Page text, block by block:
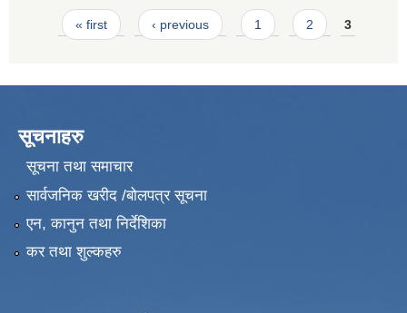
Pages
« first ‹ previous 1 2 3
सूचनाहरु
सूचना तथा समाचार
सार्वजनिक खरीद /बोलपत्र सूचना
एन, कानुन तथा निर्देशिका
कर तथा शुल्कहरु